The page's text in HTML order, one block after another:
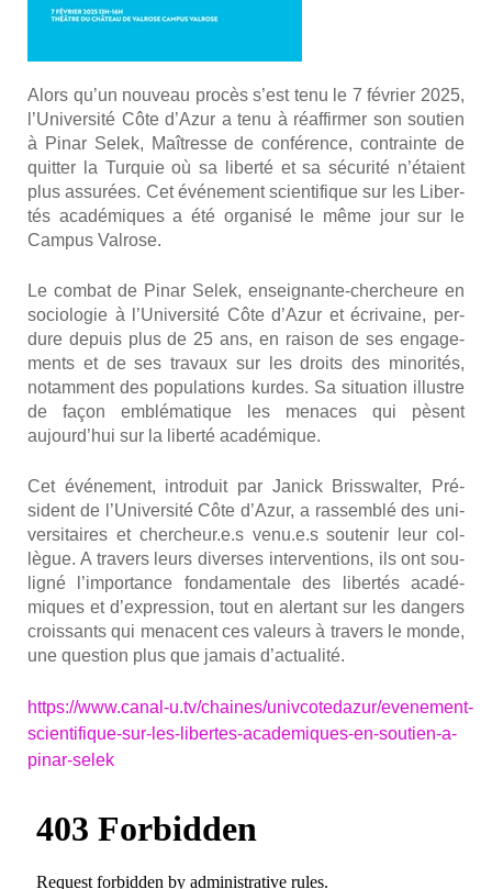
Alors qu’un nou­veau pro­cès s’est tenu le 7 février 2025,
l’Université Côte d’A­zur a tenu à réaf­fir­mer son sou­tien
à Pinar Selek, Maî­tresse de confé­rence, contrainte de
quit­ter la Tur­quie où sa liber­té et sa sécu­ri­té n’étaient
plus assu­rées. Cet évé­ne­ment scien­ti­fique sur les Liber­
tés aca­dé­miques a été orga­ni­sé le même jour sur le
Cam­pus Val­rose.
Le com­bat de Pinar Selek, ensei­gnante-cher­cheure en
socio­lo­gie à l’Université Côte d’Azur et écri­vaine, per­
dure depuis plus de 25 ans, en rai­son de ses enga­ge­
ments et de ses tra­vaux sur les droits des mino­ri­tés,
notam­ment des popu­la­tions kurdes. Sa situa­tion illustre
de façon emblé­ma­tique les menaces qui pèsent
aujourd’hui sur la liber­té aca­dé­mique.
Cet évé­ne­ment, intro­duit par Janick Briss­wal­ter, Pré­
sident de l’Université Côte d’Azur, a ras­sem­blé des uni­
ver­si­taires et chercheur.e.s venu.e.s sou­te­nir leur col­
lègue. A tra­vers leurs diverses inter­ven­tions, ils ont sou­
li­gné l’importance fon­da­men­tale des liber­tés aca­dé­
miques et d’expression, tout en aler­tant sur les dan­gers
crois­sants qui menacent ces valeurs à tra­vers le monde,
une ques­tion plus que jamais d’actualité.
https://www.canal‑u.tv/chaines/univcotedazur/evenement-
scientifique-sur-les-libertes-academiques-en-soutien-a-
pinar-selek